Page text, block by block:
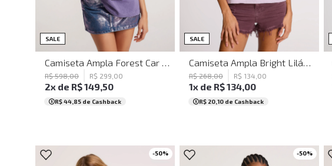
SALE PP
R$ 598,00 R$ 299 00
2x de R$149,50
R$ 44,85 de Cashback
SALE PP P M G
R$ 268,00 R$ 134 00
1x de R$134,00
R$ 20,10de Cashback
-50% -50%